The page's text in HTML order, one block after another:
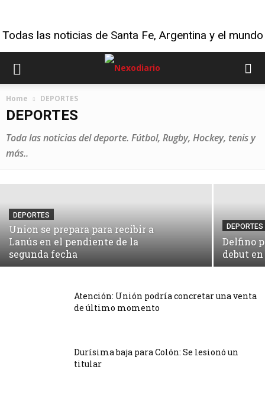
Todas las noticias de Santa Fe, Argentina y el mundo
Home DEPORTES
DEPORTES
Toda las noticias del deporte. Fútbol, Rugby, Hockey, tenis y
más..
DEPORTES
Thiago Almada a River: acuerdo total
con Atlético de Madrid por una cifra
DEPORTES
Union se prepara para recibir a
Lanús en el pendiente de la
segunda fecha
DEPORTES
Delfino
debut
Atención: Unión podría concretar una venta
de último momento
Durísima baja para Colón: Se lesionó un
titular